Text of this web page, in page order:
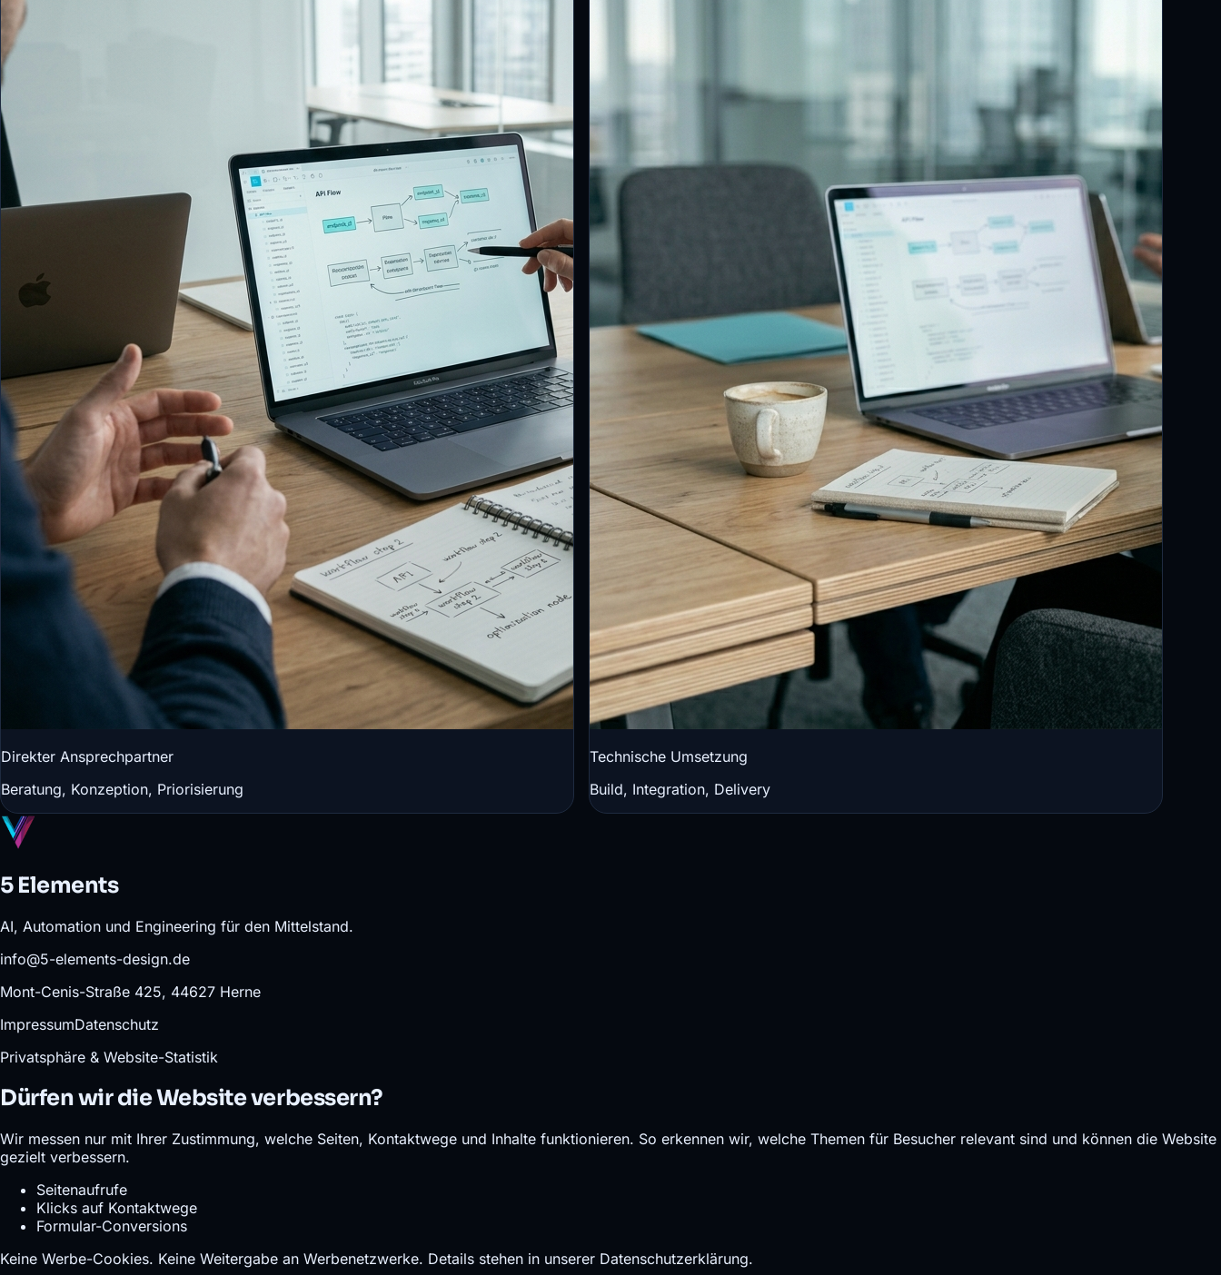
Direkter Ansprechpartner
Beratung, Konzeption, Priorisierung
Technische Umsetzung
Build, Integration, Delivery
5 Elements
AI, Automation und Engineering für den Mittelstand.
info@5-elements-design.de
Mont-Cenis-Straße 425, 44627 Herne
ImpressumDatenschutz
Privatsphäre & Website-Statistik
Dürfen wir die Website verbessern?
Wir messen nur mit Ihrer Zustimmung, welche Seiten, Kontaktwege und Inhalte funktionieren. So erkennen wir, welche Themen für Besucher relevant sind und können die Website
gezielt verbessern.
Seitenaufrufe
Klicks auf Kontaktwege
Formular-Conversions
Keine Werbe-Cookies. Keine Weitergabe an Werbenetzwerke. Details stehen in unserer Datenschutzerklärung.